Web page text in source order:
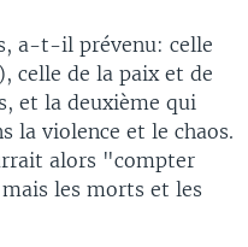
a-t-il prévenu: celle
celle de la paix et de
et la deuxième qui
la violence et le chaos.
alors "compter
les morts et les